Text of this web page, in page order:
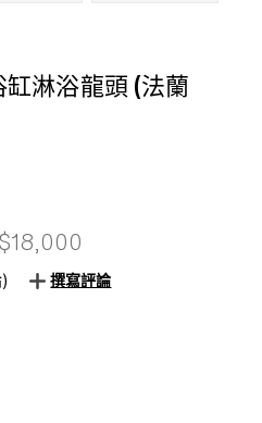
淋浴龍頭 (法蘭
撰寫評論